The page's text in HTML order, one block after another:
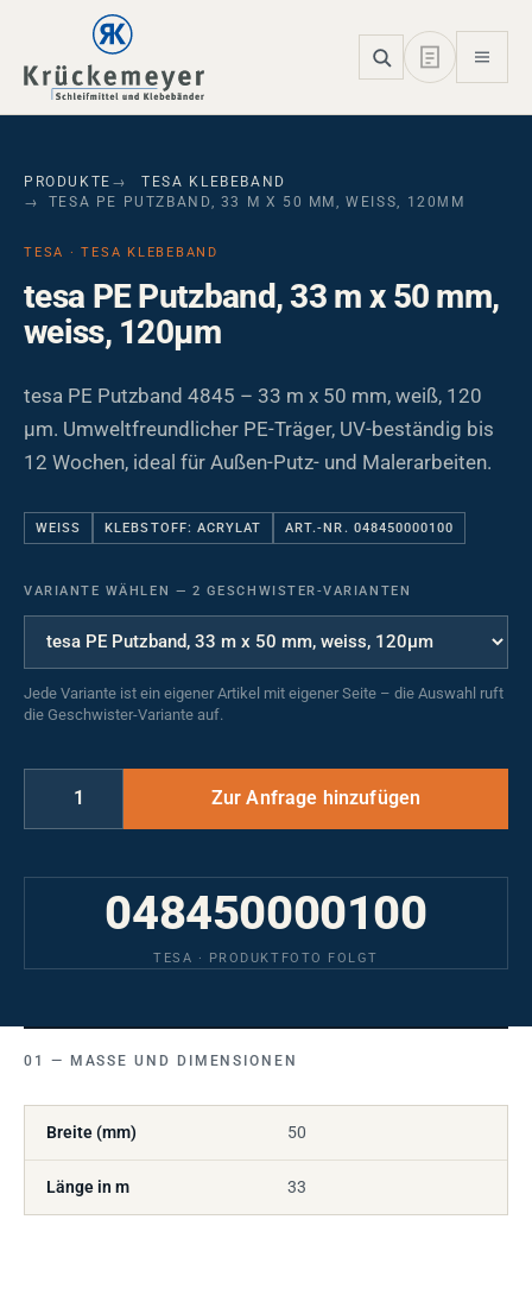
Skip to main navigation
Skip to main content
Skip to page footer
PRODUKTE
TESA KLEBEBAND
TESA PE PUTZBAND, 33 M X 50 MM, WEISS, 120ΜM
TESA · TESA KLEBEBAND
tesa PE Putzband, 33 m x 50 mm,
weiss, 120µm
tesa PE Putzband 4845 – 33 m x 50 mm, weiß, 120
µm. Umweltfreundlicher PE-Träger, UV-beständig bis
12 Wochen, ideal für Außen-Putz- und Malerarbeiten.
WEISS KLEBSTOFF: ACRYLAT ART.-NR. 048450000100
VARIANTE WÄHLEN — 2 GESCHWISTER-VARIANTEN
Jede Variante ist ein eigener Artikel mit eigener Seite – die Auswahl ruft
die Geschwister-Variante auf.
048450000100
TESA · PRODUKTFOTO FOLGT
MASSE UND DIMENSIONEN
Breite (mm) 50
Länge in m 33